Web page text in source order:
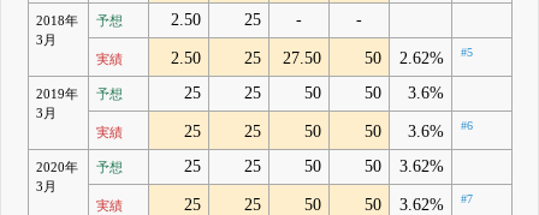
2018年
3月
予想 2.50 25 - -
実績 2.50 25 27.50 50 2.62% #5
2019年
3月
予想 25 25 50 50 3.6%
実績 25 25 50 50 3.6% #6
2020年
3月
予想 25 25 50 50 3.62%
実績 25 25 50 50 3.62% #7